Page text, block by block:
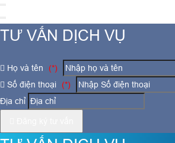
TƯ VẤN DỊCH VỤ
Họ và tên
(*)
Số điện thoại
(*)
Địa chỉ